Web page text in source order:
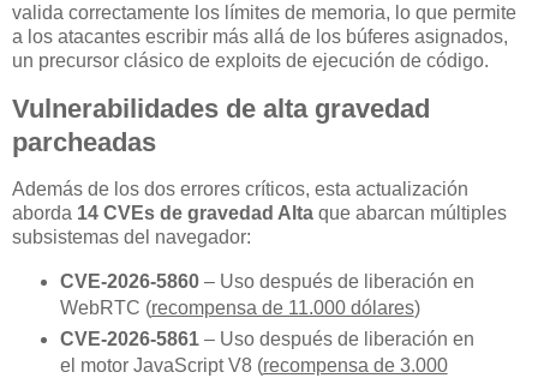
valida correctamente los límites de memoria, lo que permite
a los atacantes escribir más allá de los búferes asignados,
un precursor clásico de exploits de ejecución de código.
Vulnerabilidades de alta gravedad
parcheadas
Además de los dos errores críticos, esta actualización
aborda 14 CVEs de gravedad Alta que abarcan múltiples
subsistemas del navegador:
CVE-2026-5860– Uso después de liberación en
WebRTC (recompensa de 11.000 dólares)
CVE-2026-5861– Uso después de liberación en
el motor JavaScript V8 (recompensa de 3.000